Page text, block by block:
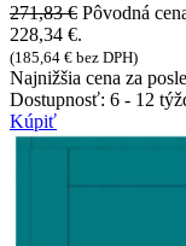
271,83€ Pôvodná
228,34 €.
(185,64 € bez DPH)
Najnižšia cena za
Dostupnosť: 6 - 12
Kúpiť